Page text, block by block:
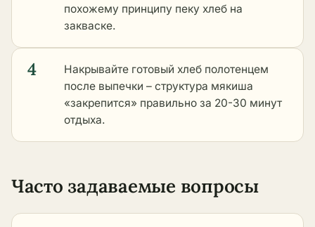
похожему принципу пеку хлеб на
закваске.
4
Накрывайте готовый хлеб полотенцем
после выпечки – структура мякиша
«закрепится» правильно за 20-30 минут
отдыха.
Часто задаваемые вопросы